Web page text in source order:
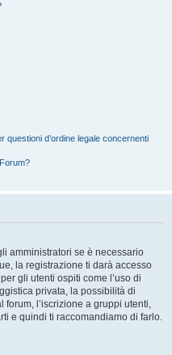
d’ordine legale concernenti
amministratori se è necessario
la registrazione ti darà accesso
gli utenti ospiti come l’uso di
privata, la possibilità di
l’iscrizione a gruppi utenti,
e quindi ti raccomandiamo di farlo.